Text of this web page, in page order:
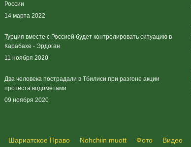
России
14 марта 2022
Турция вместе с Россией будет контролировать ситуацию в
Карабахе - Эрдоган
11 ноября 2020
Два человека пострадали в Тбилиси при разгоне акции
протеста водометами
09 ноября 2020
Шариатское Право Nohchiin muott Фото Видео